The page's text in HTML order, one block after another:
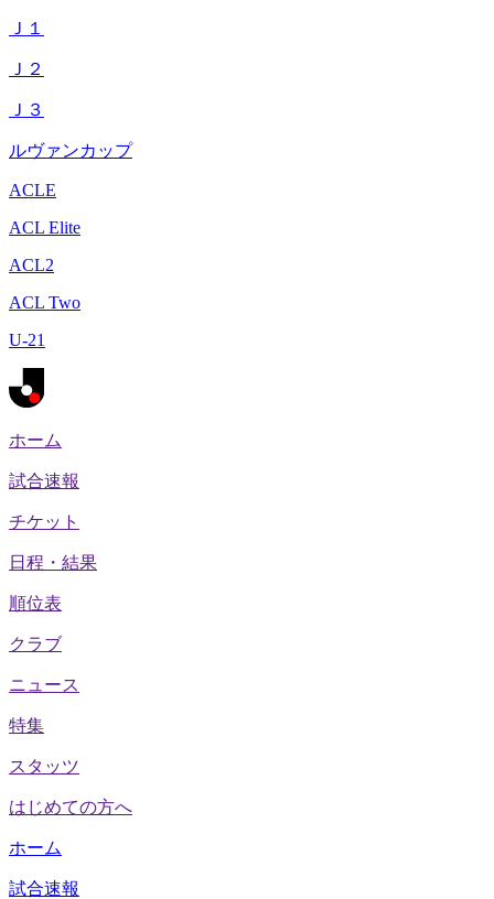
Ｊ１
Ｊ２
Ｊ３
ルヴァンカップ
ACLE
ACL Elite
ACL2
ACL Two
U-21
ホーム
試合速報
チケット
日程・結果
順位表
クラブ
ニュース
特集
スタッツ
はじめての方へ
ホーム
試合速報